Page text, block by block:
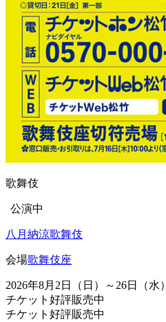
歌舞伎
公演中
八月納涼歌舞伎
会場歌舞伎座
2026年8月2日（日）～26日（水）
チケット好評販売中
チケット好評販売中